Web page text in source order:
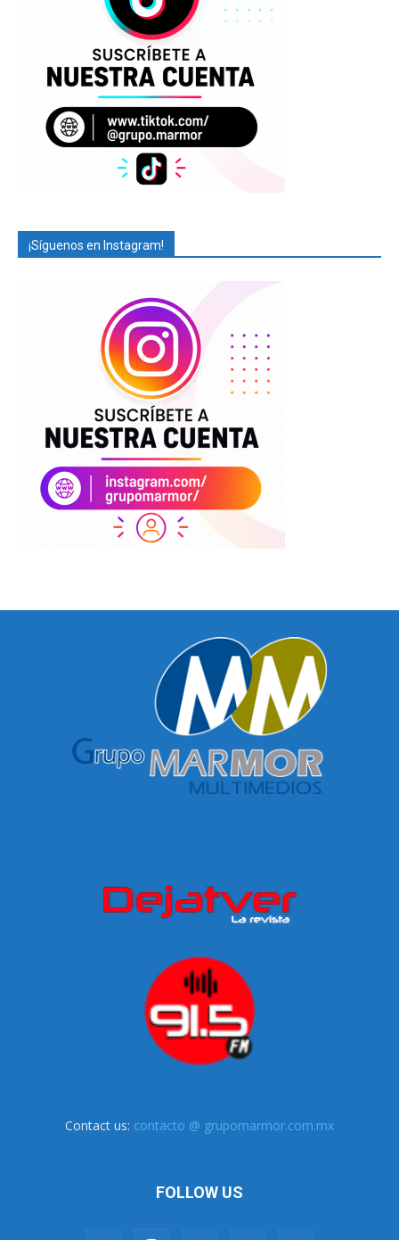
¡Síguenos en Instagram!
Contact us: contacto @ grupomarmor.com.mx
FOLLOW US